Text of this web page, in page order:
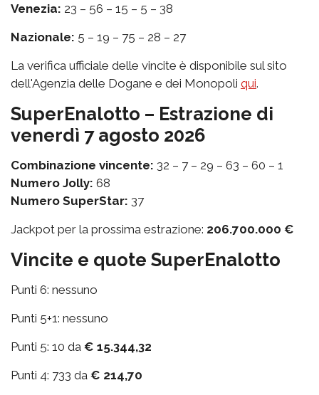
Venezia: 23 – 56 – 15 – 5 – 38
Nazionale: 5 – 19 – 75 – 28 – 27
La verifica ufficiale delle vincite è disponibile sul sito
dell'Agenzia delle Dogane e dei Monopoli qui.
SuperEnalotto – Estrazione di
venerdì 7 agosto 2026
Combinazione vincente: 32 – 7 – 29 – 63 – 60 – 1
Numero Jolly: 68
Numero SuperStar: 37
Jackpot per la prossima estrazione: 206.700.000 €
Vincite e quote SuperEnalotto
Punti 6: nessuno
Punti 5+1: nessuno
Punti 5: 10 da € 15.344,32
Punti 4: 733 da € 214,70